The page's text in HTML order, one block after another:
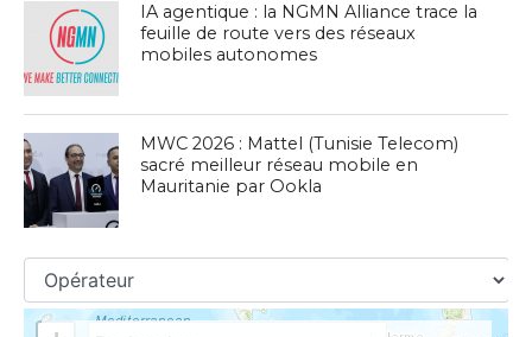
IA agentique : la NGMN Alliance trace la
feuille de route vers des réseaux
mobiles autonomes
MWC 2026 : Mattel (Tunisie Telecom)
sacré meilleur réseau mobile en
Mauritanie par Ookla